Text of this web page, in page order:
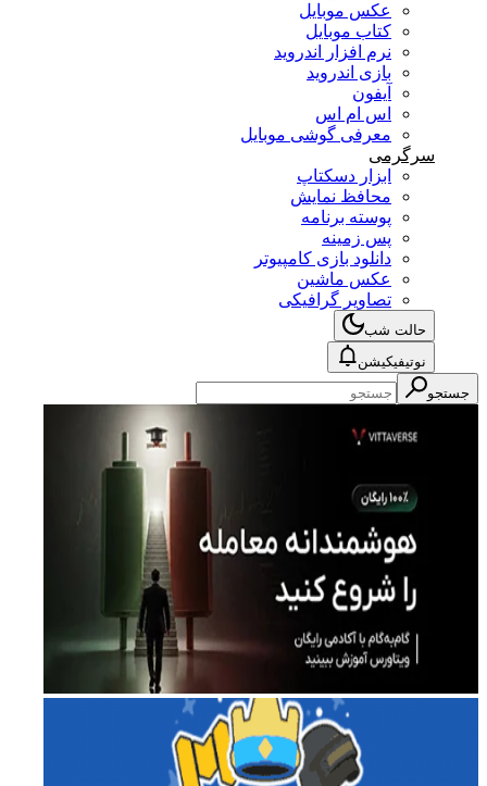
عکس موبایل
کتاب موبایل
نرم افزار اندروید
بازی اندروید
آیفون
اس ام اس
معرفی گوشی موبایل
سرگرمی
ابزار دسکتاپ
محافظ نمایش
پوسته برنامه
پس زمینه
دانلود بازی کامپیوتر
عکس ماشین
تصاویر گرافیکی
حالت شب
نوتیفیکیشن
جستجو